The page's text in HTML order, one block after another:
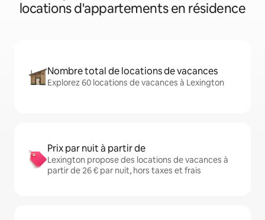
locations d'appartements en résidence
Nombre total de locations de vacances
Explorez 60 locations de vacances à Lexington
Prix par nuit à partir de
Lexington propose des locations de vacances à
partir de 26 € par nuit, hors taxes et frais